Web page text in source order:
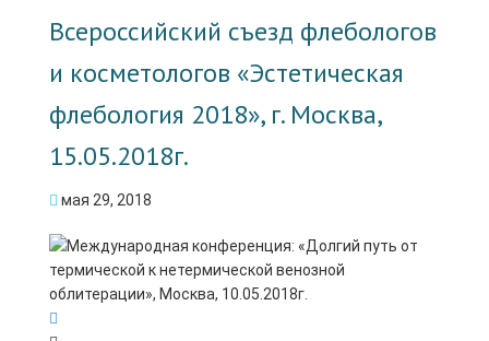
Всероссийский съезд флебологов
и косметологов «Эстетическая
флебология 2018», г. Москва,
15.05.2018г.
мая 29, 2018